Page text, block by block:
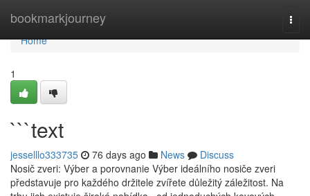
bookmarkjourney
Home
Home
1
```text
jesselllo333735 76 days ago News
Discuss
Nosič zveri: Výber a porovnanie Výber ideálního nosiče zveri
představuje pro každého držitele zvířete důležitý záležitost. Na